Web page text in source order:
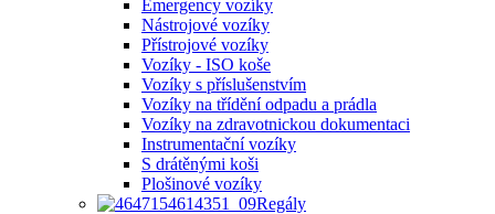
Emergency vozíky
Nástrojové vozíky
Přístrojové vozíky
Vozíky - ISO koše
Vozíky s příslušenstvím
Vozíky na třídění odpadu a prádla
Vozíky na zdravotnickou dokumentaci
Instrumentační vozíky
S drátěnými koši
Plošinové vozíky
Regály